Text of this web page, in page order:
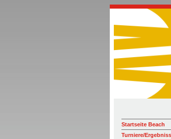
Startseite Beach
Turniere/